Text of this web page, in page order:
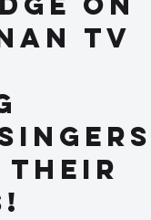
TV
their